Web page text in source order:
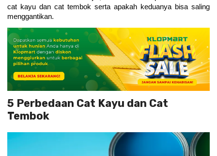
cat kayu dan cat tembok serta apakah keduanya bisa saling
menggantikan.
5 Perbedaan Cat Kayu dan Cat
Tembok